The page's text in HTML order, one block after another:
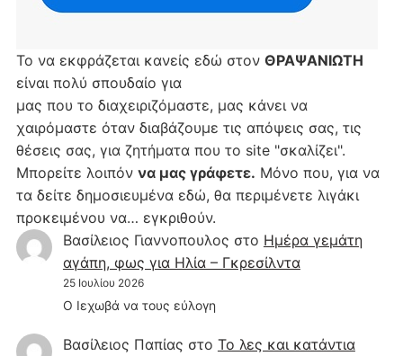
Το να εκφράζεται κανείς εδώ στον ΘΡΑΨΑΝΙΩΤΗ
είναι πολύ σπουδαίο για
μας που το διαχειριζόμαστε, μας κάνει να
χαιρόμαστε όταν διαβάζουμε τις απόψεις σας, τις
θέσεις σας, για ζητήματα που το site "σκαλίζει".
Μπορείτε λοιπόν να μας γράφετε. Μόνο που, για να
τα δείτε δημοσιευμένα εδώ, θα περιμένετε λιγάκι
προκειμένου να… εγκριθούν.
Βασίλειος Γιαννοπουλος στο Hμέρα γεμάτη
αγάπη, φως για Ηλία – Γκρεσίλντα
25 Ιουλίου 2026
Ο Ιεχωβά να τους εύλογη
Βασίλειος Παπίας στο Το λες και κατάντια